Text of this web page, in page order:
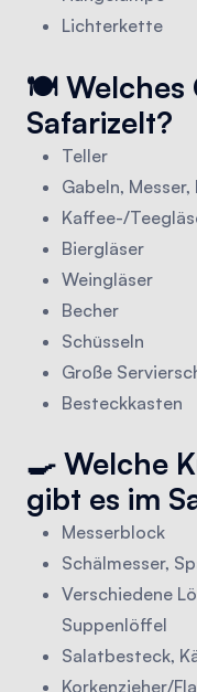
Lichterkette
🍽️ Welches
Safarizelt?
Teller
Gabeln,
Kaffee-/
Biergläser
Weingläser
Becher
Schüsseln
Große
Besteckkasten
🍳 Welche
gibt es im
Messerblock
Schälmesser,
Verschiedene
Suppenlöffel
Salatbesteck,
Korkenzieher/